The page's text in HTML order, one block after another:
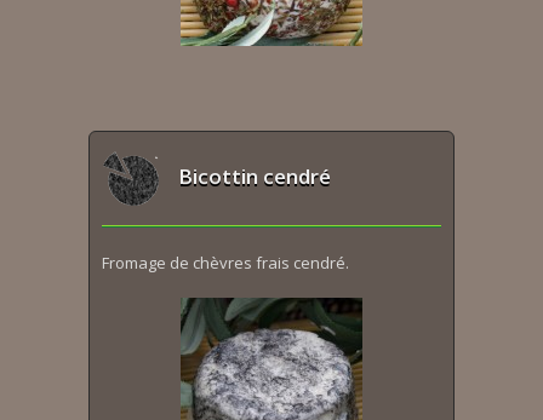
Bicottin cendré
Fromage de chèvres frais cendré.